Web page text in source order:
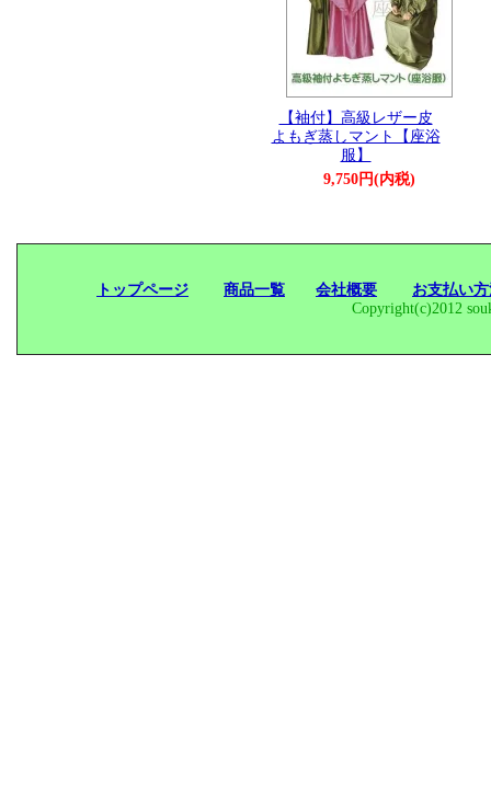
【袖付】高級レザー皮
よもぎ蒸しマント【座浴
服】
9,750円(内税)
トップページ 商品一覧 会社概要
お支払い
Copyright(c)2012